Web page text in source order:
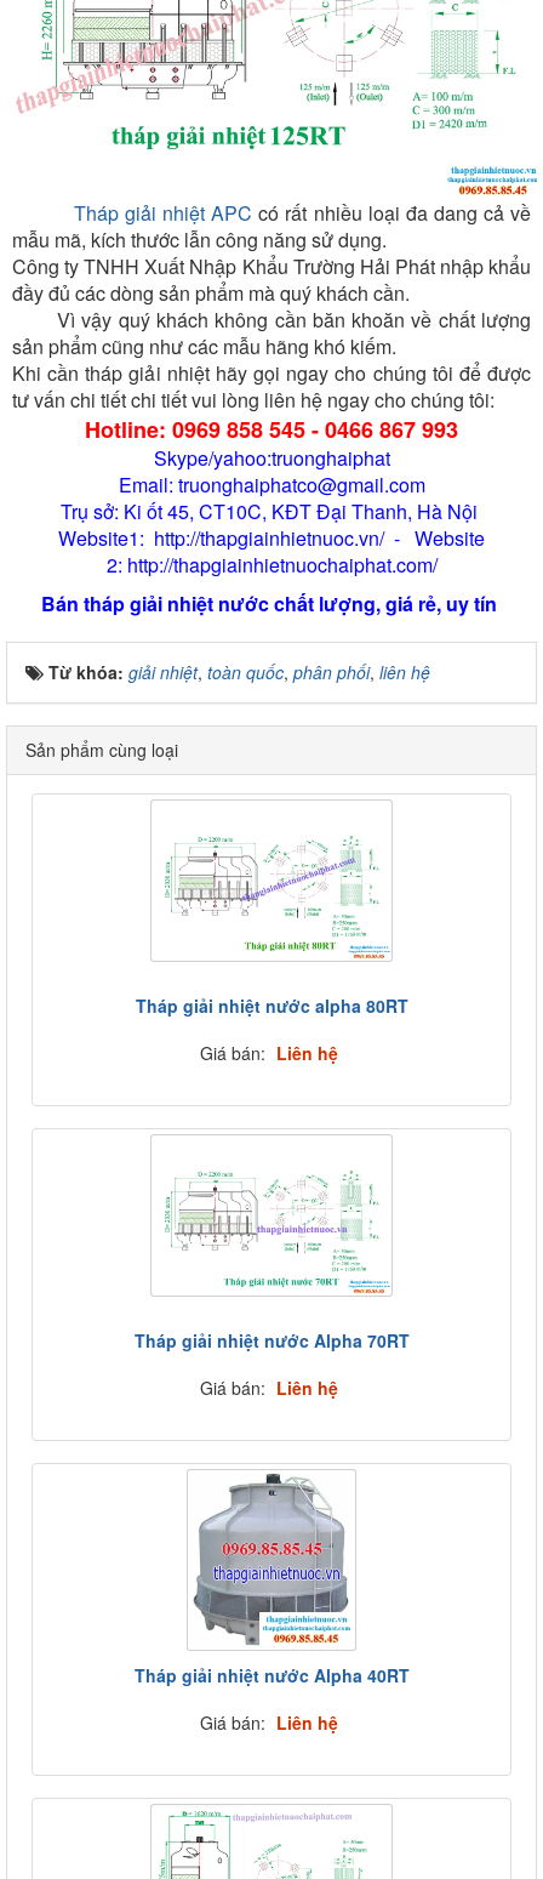
Tháp giải nhiệt APC có rất nhiều loại đa dang cả về
mẫu mã, kích thước lẫn công năng sử dụng.
Công ty TNHH Xuất Nhập Khẩu Trường Hải Phát nhập khẩu
đầy đủ các dòng sản phẩm mà quý khách cần.
Vì vậy quý khách không cần băn khoăn về chất lượng
sản phẩm cũng như các mẫu hãng khó kiếm.
Khi cần tháp giải nhiệt hãy gọi ngay cho chúng tôi để được
tư vấn chi tiết chi tiết vui lòng liên hệ ngay cho chúng tôi:
Hotline: 0969 858 545 - 0466 867 993
Skype/yahoo:truonghaiphat
Email: truonghaiphatco@gmail.com
Trụ sở: Ki ốt 45, CT10C, KĐT Đại Thanh, Hà Nội
Website1: http://thapgiainhietnuoc.vn/ - Website
2: http://thapgiainhietnuochaiphat.com/
Bán tháp giải nhiệt nước chất lượng, giá rẻ, uy tín
Từ khóa: giải nhiệt, toàn quốc, phân phối, liên hệ
Sản phẩm cùng loại
Tháp giải nhiệt nước alpha 80RT
Giá bán: Liên hệ
Tháp giải nhiệt nước Alpha 70RT
Giá bán: Liên hệ
Tháp giải nhiệt nước Alpha 40RT
Giá bán: Liên hệ